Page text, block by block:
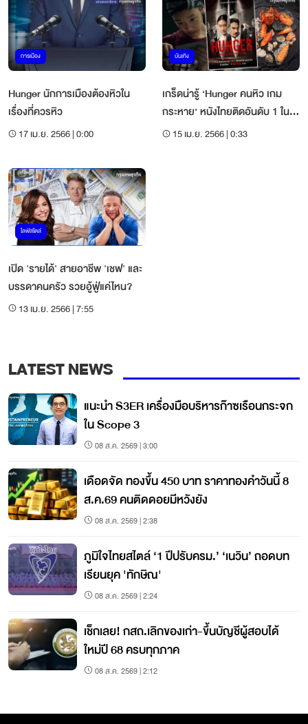
การเมือง
Hunger นักการเมืองต้องหิวใน
เรื่องที่ควรหิว
17 เม.ย. 2566 | 0:00
บันเทิง
เกร็ดน่ารู้ ‘Hunger คนหิว เกม
กระหาย’ หนังไทยติดอันดับ 1 ใน
88 ประเทศทั่วโลก
15 เม.ย. 2566 | 0:33
ไลฟ์สไตล์
เปิด 'รายได้' สายอาชีพ 'เชฟ' และ
บรรดาคนครัว รวยอู้ฟู่แค่ไหน?
13 เม.ย. 2566 | 7:55
LATEST NEWS
แนะนำ S3ER เครื่องมือบริหารก๊าซเรือนกระจก
ใน Scope 3
08 ส.ค. 2569 | 3:00
เดือดจัด ทองขึ้น 450 บาท ราคาทองคำวันนี้ 8
ส.ค.69 คนติดดอยมีหวังยัง
08 ส.ค. 2569 | 2:38
ภูมิใจไทยสไตล์ ‘1 ปีปรับครม.’ ‘เนวิน’ ถอดบท
เรียนยุค 'ทักษิณ'
08 ส.ค. 2569 | 2:24
เช็กเลย! กสถ.เลิกของเก่า-ขึ้นบัญชีผู้สอบได้
ใหม่ปี 68 ครบทุกภาค
08 ส.ค. 2569 | 2:12